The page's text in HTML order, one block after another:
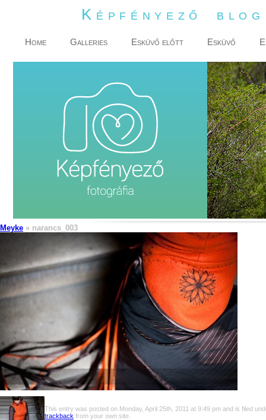
Képfényező
Home Galleries Esküvő előtt Esküvő
Meyke » narancs_003
This entry was posted on Monday, April 25th, 2011 at 9:49 pm and is filed
trackback from your own site.